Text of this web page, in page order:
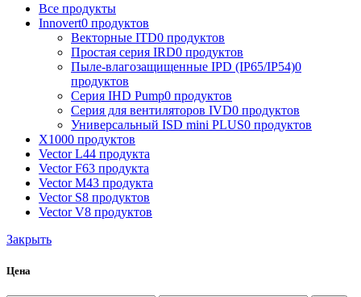
Все продукты
Innovert0 продуктов
Векторные ITD0 продуктов
Простая серия IRD0 продуктов
Пыле-влагозащищенные IPD (IP65/IP54)0
продуктов
Серия IHD Pump0 продуктов
Серия для вентиляторов IVD0 продуктов
Универсальный ISD mini PLUS0 продуктов
X1000 продуктов
Vector L44 продукта
Vector F63 продукта
Vector M43 продукта
Vector S8 продуктов
Vector V8 продуктов
Закрыть
Цена